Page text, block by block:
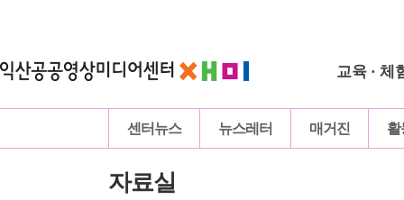
교육 · 체
센터뉴스 뉴스레터 매거진 활
자료실